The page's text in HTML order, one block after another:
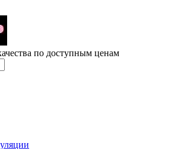
по доступным ценам